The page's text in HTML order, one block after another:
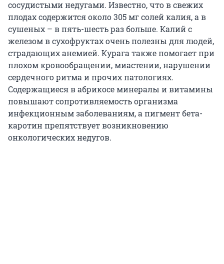
сосудистыми недугами. Известно, что в свежих
плодах содержится около 305 мг солей калия, а в
сушеных – в пять-шесть раз больше. Калий с
железом в сухофруктах очень полезны для людей,
страдающих анемией. Курага также помогает при
плохом кровообращении, миастении, нарушении
сердечного ритма и прочих патологиях.
Содержащиеся в абрикосе минералы и витамины
повышают сопротивляемость организма
инфекционным заболеваниям, а пигмент бета-
каротин препятствует возникновению
онкологических недугов.